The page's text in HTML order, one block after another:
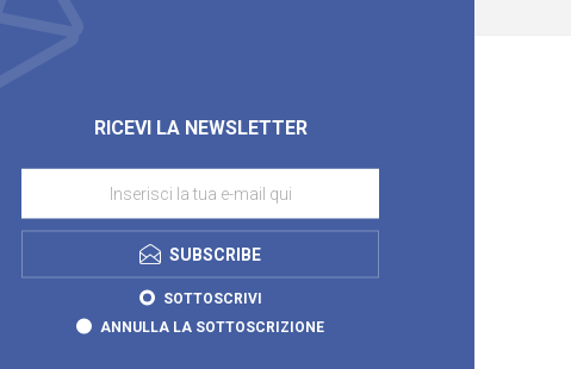
RICEVI LA NEWSLETTER
SUBSCRIBE
SOTTOSCRIVI
ANNULLA LA SOTTOSCRIZIONE